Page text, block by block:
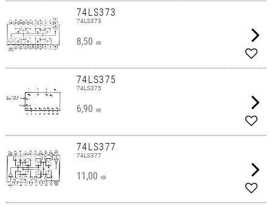
74LS373
74LS373
8,50 KR
74LS375
74LS375
6,90 KR
74LS377
74LS377
11,00 KR